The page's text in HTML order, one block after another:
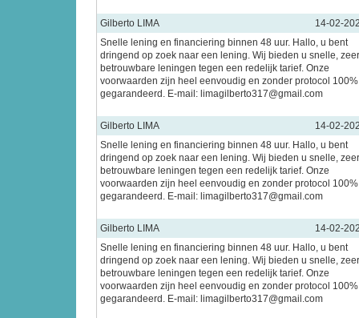
Gilberto LIMA
14-02-
Snelle lening en financiering binnen 48 uur. Hallo, u bent
dringend op zoek naar een lening. Wij bieden u snelle, zeer
betrouwbare leningen tegen een redelijk tarief. Onze
voorwaarden zijn heel eenvoudig en zonder protocol 100%
gegarandeerd. E-mail: limagilberto317@gmail.com
Gilberto LIMA
14-02-
Snelle lening en financiering binnen 48 uur. Hallo, u bent
dringend op zoek naar een lening. Wij bieden u snelle, zeer
betrouwbare leningen tegen een redelijk tarief. Onze
voorwaarden zijn heel eenvoudig en zonder protocol 100%
gegarandeerd. E-mail: limagilberto317@gmail.com
Gilberto LIMA
14-02-
Snelle lening en financiering binnen 48 uur. Hallo, u bent
dringend op zoek naar een lening. Wij bieden u snelle, zeer
betrouwbare leningen tegen een redelijk tarief. Onze
voorwaarden zijn heel eenvoudig en zonder protocol 100%
gegarandeerd. E-mail: limagilberto317@gmail.com